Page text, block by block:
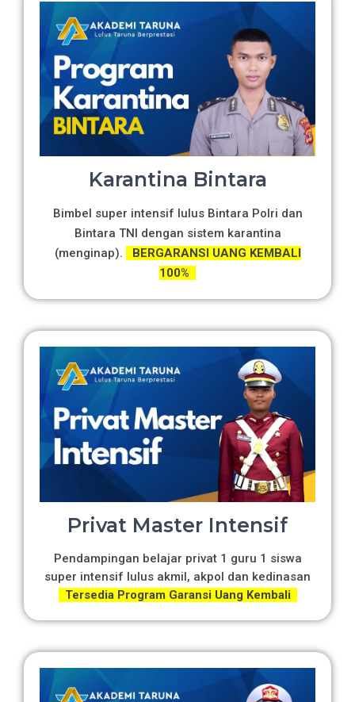
Karantina Bintara
Bimbel super intensif lulus Bintara Polri dan
Bintara TNI dengan sistem karantina
(menginap).
BERGARANSI UANG KEMBALI
100%
Privat Master Intensif
Pendampingan belajar privat 1 guru 1 siswa
super intensif lulus akmil, akpol dan kedinasan
Tersedia Program Garansi Uang Kembali